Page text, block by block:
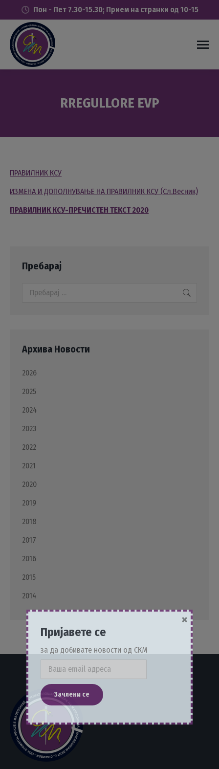
Пон - Пет 7.30-15.30; Прием на странки од 10-15
RREGULLORE EVP
ПРАВИЛНИК КСУ
ИЗМЕНА И ДОПОЛНУВАЊЕ НА ПРАВИЛНИК КСУ (Сл.Весник)
ПРАВИЛНИК КСУ-ПРЕЧИСТЕН ТЕКСТ 2020
Пребарај
Search:
Архива Новости
2026
2025
2024
2023
2022
2021
2020
2019
2018
2017
2016
2015
2014
Пријавете се
за да добивате новости од СКМ
×